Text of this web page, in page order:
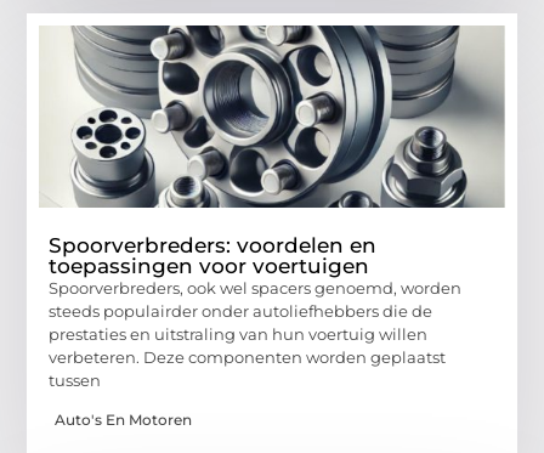
Spoorverbreders: voordelen en
toepassingen voor voertuigen
Spoorverbreders, ook wel spacers genoemd, worden
steeds populairder onder autoliefhebbers die de
prestaties en uitstraling van hun voertuig willen
verbeteren. Deze componenten worden geplaatst
tussen
Auto's En Motoren